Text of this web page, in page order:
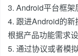
3. Android平台框架
4. 跟进Android的新
根据产品功能需求
5. 通过协议或者模